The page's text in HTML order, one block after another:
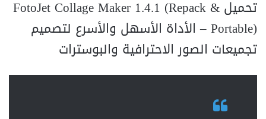
تحميل FotoJet Collage Maker 1.4.1 (Repack &
Portable) – الأداة الأسهل والأسرع لتصميم
تجميعات الصور الاحترافية والبوسترات